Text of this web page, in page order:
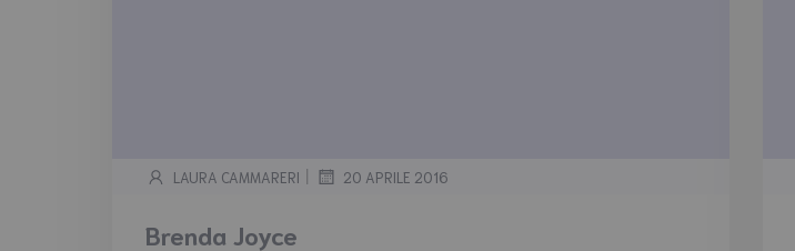
LAURA CAMMARERI | 20 APRILE 2016
Brenda Joyce